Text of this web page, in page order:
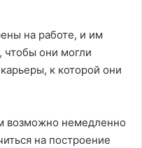
на работе, и им
чтобы они могли
к которой они
возможно немедленно
на построение